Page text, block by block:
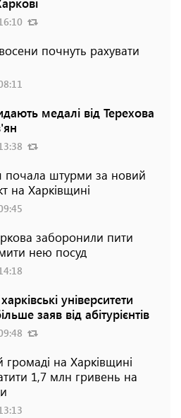
почнуть рахувати
медалі від Терехова
почала штурми за новий
на Харківщині
заборонили пити
нею посуд
університети
заяв від абітурієнтів
на Харківщині
1,7 млн гривень на